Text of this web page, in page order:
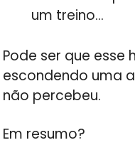
um treino…
Pode ser que esse
escondendo uma
não percebeu.
Em resumo?